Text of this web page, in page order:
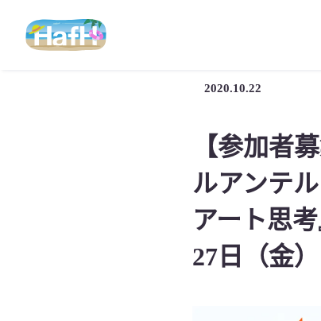
2020.10.22
【参加者
ルアンテ
アート思
27日（金